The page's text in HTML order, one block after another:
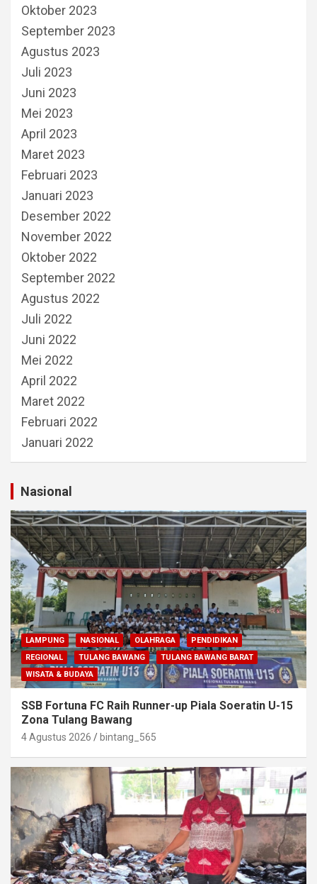
Oktober 2023
September 2023
Agustus 2023
Juli 2023
Juni 2023
Mei 2023
April 2023
Maret 2023
Februari 2023
Januari 2023
Desember 2022
November 2022
Oktober 2022
September 2022
Agustus 2022
Juli 2022
Juni 2022
Mei 2022
April 2022
Maret 2022
Februari 2022
Januari 2022
Nasional
LAMPUNG NASIONAL OLAHRAGA
PENDIDIKAN
REGIONAL
TULANG BAWANG
TULANG BAWANG BARAT
WISATA & BUDAYA
SSB Fortuna FC Raih Runner-up Piala Soeratin U-15
Zona Tulang Bawang
4 Agustus 2026 bintang_565